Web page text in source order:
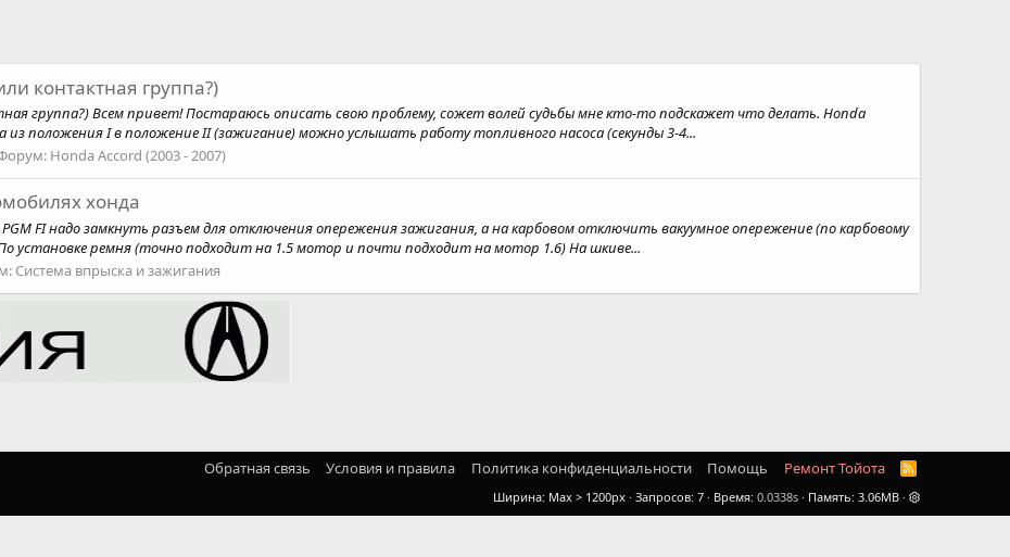
контактная группа?)
группа?) Всем привет! Постараюсь описать свою проблему, сожет волей судьбы мне кто-то подскажет что делать. Honda
из положения I в положение II (зажигание) можно услышать работу топливного насоса (секунды 3-4...
Honda Accord (2003 - 2007)
хонда
FI надо замкнуть разъем для отключения опережения зажигания, а на карбовом отключить вакуумное опережение (по карбовому
установке ремня (точно подходит на 1.5 мотор и почти подходит на мотор 1.6) На шкиве...
Система впрыска и зажигания
Обратная связь Условия и правила Политика конфиденциальности Помощь Ремонт Тойота
R
S
Ширина Запросов 7 Время 0.0338s Память 3.06MB